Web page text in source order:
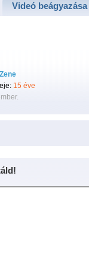
Videó beágyazása
Zene
15 éve